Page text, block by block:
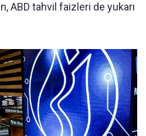
ABD tahvil faizleri de yukarı